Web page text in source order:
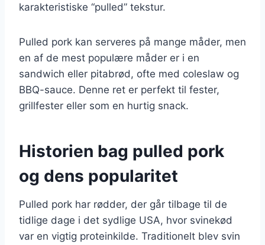
karakteristiske “pulled” tekstur.
Pulled pork kan serveres på mange måder, men
en af de mest populære måder er i en
sandwich eller pitabrød, ofte med coleslaw og
BBQ-sauce. Denne ret er perfekt til fester,
grillfester eller som en hurtig snack.
Historien bag pulled pork
og dens popularitet
Pulled pork har rødder, der går tilbage til de
tidlige dage i det sydlige USA, hvor svinekød
var en vigtig proteinkilde. Traditionelt blev svin